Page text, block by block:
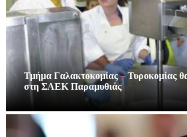
Τμήμα Γαλακτοκομίας – Τυροκομίας θα
στη ΣΑΕΚ Παραμυθιάς